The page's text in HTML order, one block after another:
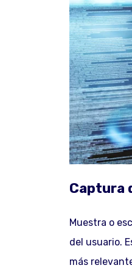
Captura
Muestra o
del usuario.
más